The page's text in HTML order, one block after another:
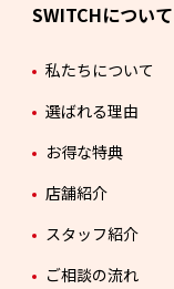
SWITCHについて
私たちについて
選ばれる理由
お得な特典
店舗紹介
スタッフ紹介
ご相談の流れ